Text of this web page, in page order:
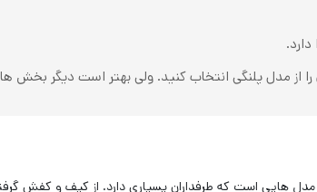
از مدل پلنگی انتخاب کنید. ولی بهتر است دیگر بخش
هایی است که طرفداران یسیاری دارد. از کیف و کفش